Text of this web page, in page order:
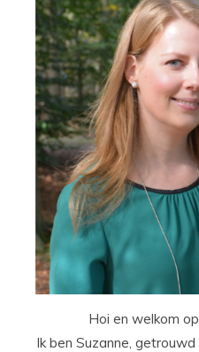
Hoi en welkom
Ik ben Suzanne,